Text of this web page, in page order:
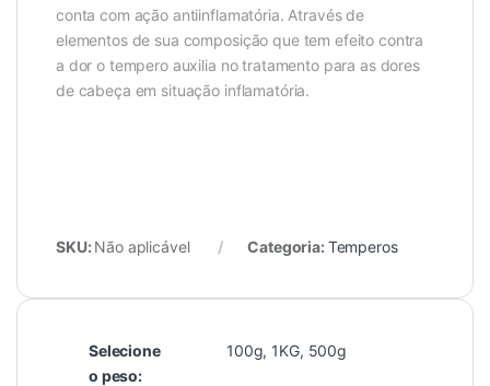
conta com ação antiinflamatória. Através de
elementos de sua composição que tem efeito contra
a dor o tempero auxilia no tratamento para as dores
de cabeça em situação inflamatória.
SKU: Não aplicável Categoria: Temperos
Selecione
o peso:
100g, 1KG, 500g